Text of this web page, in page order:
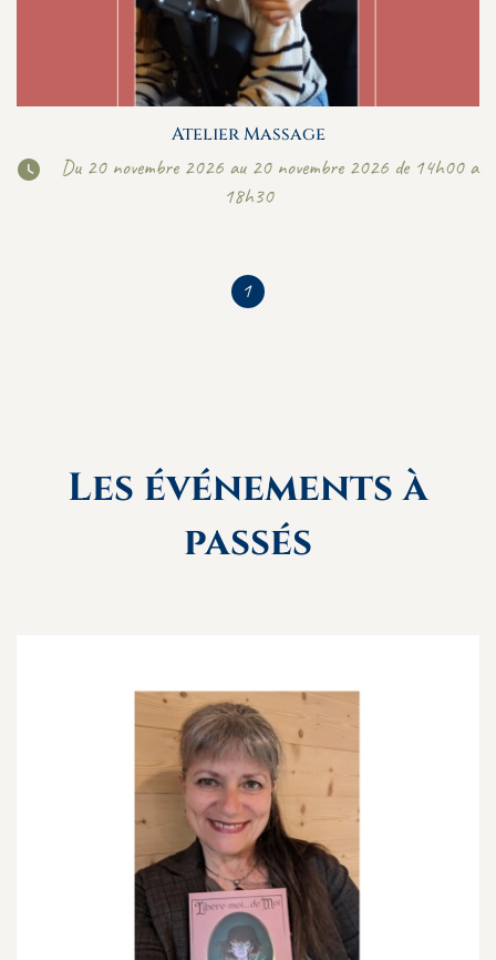
Atelier Massage
Du 20 novembre 2026 au 20 novembre 2026 de 14h00 a
18h30
1
Les événements à
passés